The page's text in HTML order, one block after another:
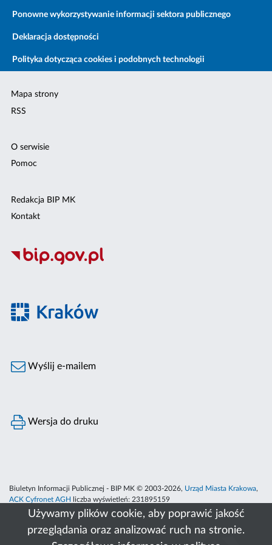
Używamy plików cookie, aby poprawić jakość
przeglądania oraz analizować ruch na stronie.
Ponowne wykorzystywanie informacji sektora publicznego
Deklaracja dostępności
Polityka dotycząca cookies i podobnych technologii
Mapa strony
RSS
O serwisie
Pomoc
Redakcja BIP MK
Kontakt
Wyślij e-mailem
Wersja do druku
Biuletyn Informacji Publicznej - BIP MK © 2003-2026, Urząd Miasta Krakowa,
ACK Cyfronet AGH
liczba wyświetleń: 231895159